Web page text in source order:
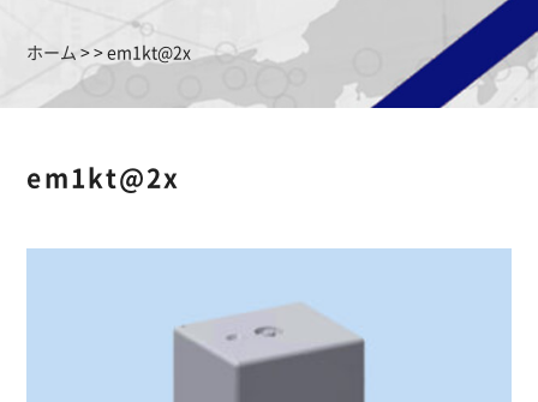
ホーム >>em1kt@2x
em1kt@2x